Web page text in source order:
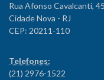
Rua Afonso Cavalcanti,
Cidade Nova - RJ
CEP: 20211-110
Telefones:
(21) 2976-1522